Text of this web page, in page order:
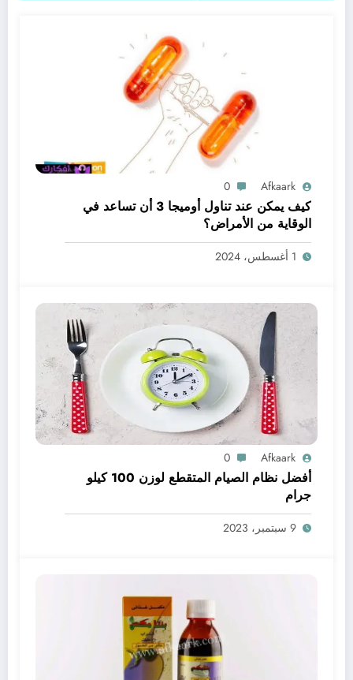
Afkaark
0
كيف يمكن عند تناول أوميجا 3 أن تساعد في
الوقاية من الأمراض؟
1 أغسطس، 2024
Afkaark
0
أفضل نظام الصيام المتقطع لوزن 100 كيلو
جرام
9 سبتمبر، 2023